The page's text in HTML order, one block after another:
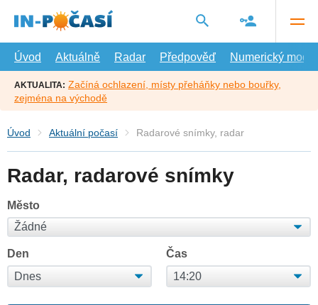
hlavní
Úvod
Aktuálně Radar Předpověď Numerický model
AKTUALITA: Začíná ochlazení, místy přeháňky nebo bouřky,
zejména na východě
Úvod Aktuální počasí Radarové snímky, radar
Radar, radarové snímky
Město
Den Čas